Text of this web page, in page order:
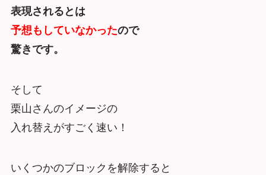
表現されるとは
予想もしていなかったので
驚きです。
そして
栗山さんのイメージの
入れ替えがすごく速い！
いくつかのブロックを解除すると